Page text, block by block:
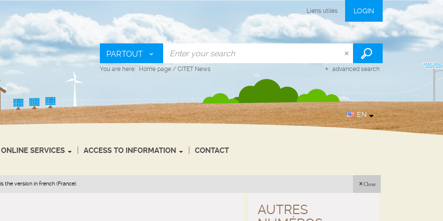
Liens utiles LOGIN
PARTOUT
advanced search
You are here: Home page / CITET News
EN
ONLINE SERVICES ACCESS TO INFORMATION CONTACT
the version in french (France). Close
AUTRES